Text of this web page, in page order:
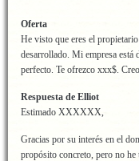
Oferta
He visto que eres el
desarrollado. Mi empresa está
perfecto. Te ofrezco xxx$.
Respuesta de Elliot
Estimado XXXXXX,
Gracias por su interés en el
propósito concreto, pero no